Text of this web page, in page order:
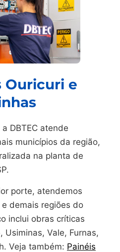
Ouricuri e
a DBTEC atende
municípios da região,
na planta de
porte, atendemos
demais regiões do
inclui obras críticas
Usiminas, Vale, Furnas,
Veja também: Painéis